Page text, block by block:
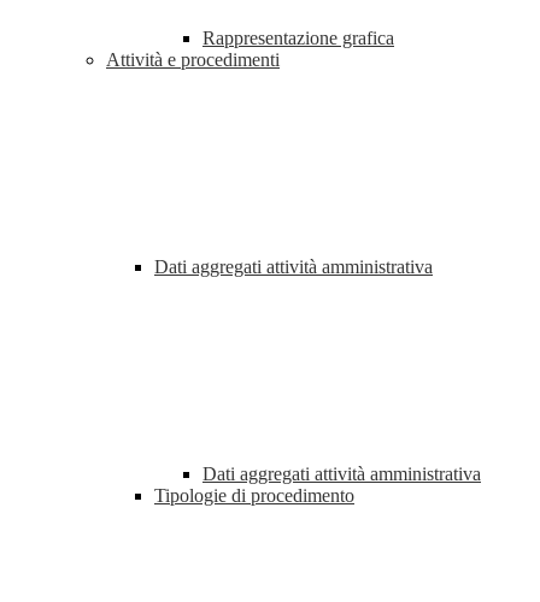
Rappresentazione grafica
Attività e procedimenti
Dati aggregati attività amministrativa
Dati aggregati attività amministrativa
Tipologie di procedimento